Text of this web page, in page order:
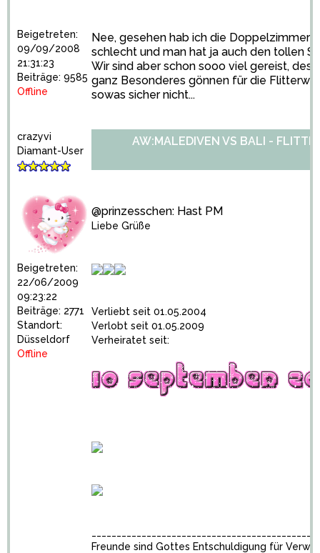
Beigetreten:
09/09/2008
21:31:23
Beiträge: 9585
Offline
Nee, gesehen hab ich die Doppelzimmer
schlecht und man hat ja auch den tollen
Wir sind aber schon sooo viel gereist,
ganz Besonderes gönnen für die
sowas sicher nicht...
crazyvi
Diamant-User
Beigetreten:
22/06/2009
09:23:22
Beiträge: 2771
Standort:
Düsseldorf
Offline
AW:MALEDIVEN VS BALI -
@prinzesschen: Hast PM
Liebe Grüße
Verliebt seit 01.05.2004
Verlobt seit 01.05.2009
Verheiratet seit:
Freunde sind Gottes Entschuldigung für